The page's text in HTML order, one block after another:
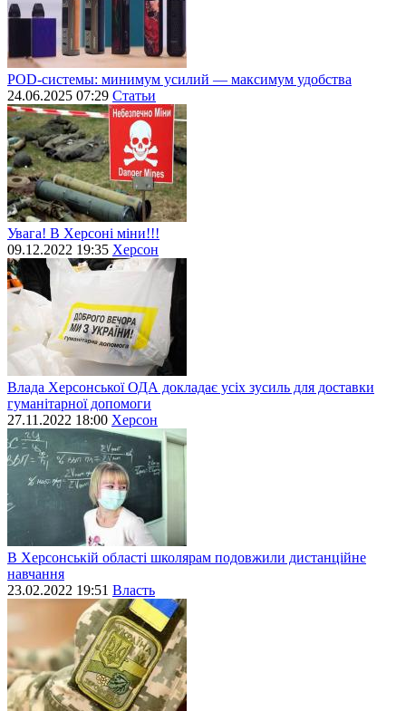
POD-системы: минимум усилий — максимум удобства
24.06.2025 07:29 Статьи
Увага! В Херсоні міни!!!
09.12.2022 19:35 Херсон
Влада Херсонської ОДА докладає усіх зусиль для доставки
гуманітарної допомоги
27.11.2022 18:00 Херсон
В Херсонській області школярам подовжили дистанційне
навчання
23.02.2022 19:51 Власть